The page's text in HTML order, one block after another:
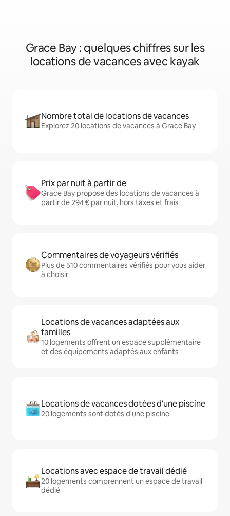
Grace Bay : quelques chiffres sur les
locations de vacances avec kayak
Nombre total de locations de vacances
Explorez 20 locations de vacances à Grace Bay
Prix par nuit à partir de
Grace Bay propose des locations de vacances à
partir de 294 € par nuit, hors taxes et frais
Commentaires de voyageurs vérifiés
Plus de 510 commentaires vérifiés pour vous aider
à choisir
Locations de vacances adaptées aux
familles
10 logements offrent un espace supplémentaire
et des équipements adaptés aux enfants
Locations de vacances dotées d'une piscine
20 logements sont dotés d'une piscine
Locations avec espace de travail dédié
20 logements comprennent un espace de travail
dédié